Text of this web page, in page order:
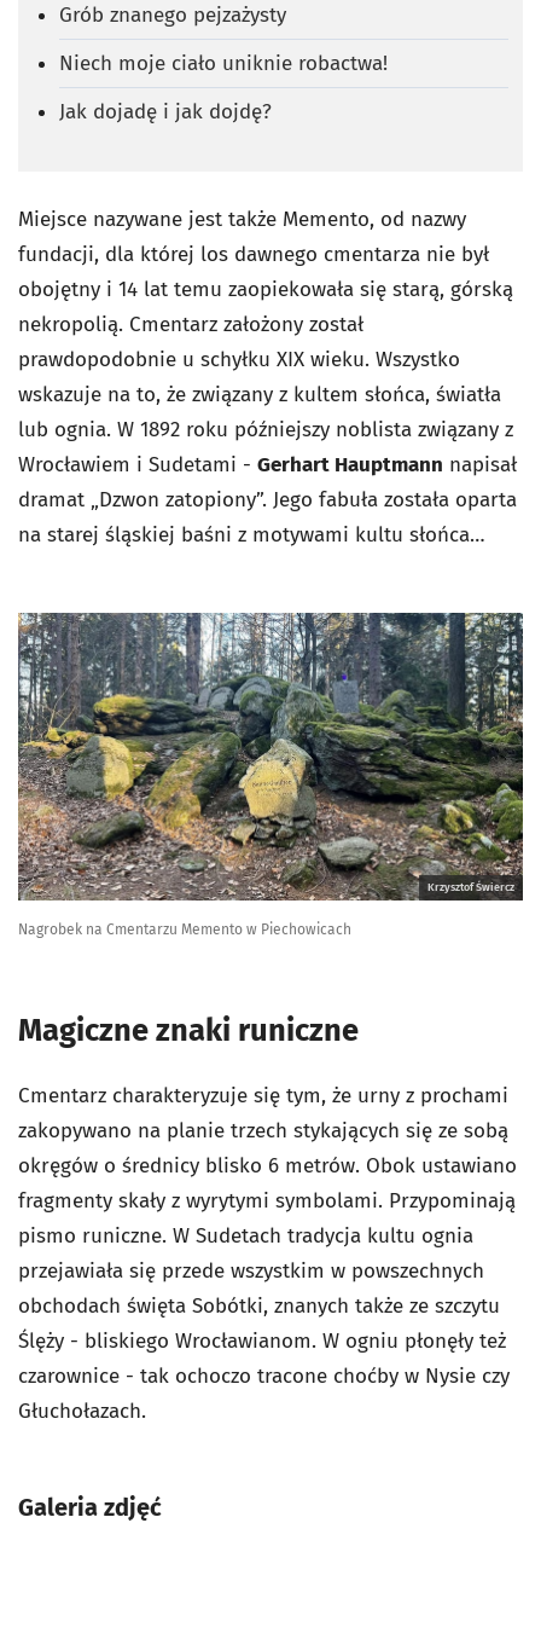
Grób znanego pejzażysty
Niech moje ciało uniknie robactwa!
Jak dojadę i jak dojdę?
Miejsce nazywane jest także Memento, od nazwy
fundacji, dla której los dawnego cmentarza nie był
obojętny i 14 lat temu zaopiekowała się starą, górską
nekropolią. Cmentarz założony został
prawdopodobnie u schyłku XIX wieku. Wszystko
wskazuje na to, że związany z kultem słońca, światła
lub ognia. W 1892 roku późniejszy noblista związany z
Wrocławiem i Sudetami - Gerhart Hauptmann napisał
dramat „Dzwon zatopiony”. Jego fabuła została oparta
na starej śląskiej baśni z motywami kultu słońca…
Krzysztof Świercz
Nagrobek na Cmentarzu Memento w Piechowicach
Magiczne znaki runiczne
Cmentarz charakteryzuje się tym, że urny z prochami
zakopywano na planie trzech stykających się ze sobą
okręgów o średnicy blisko 6 metrów. Obok ustawiano
fragmenty skały z wyrytymi symbolami. Przypominają
pismo runiczne. W Sudetach tradycja kultu ognia
przejawiała się przede wszystkim w powszechnych
obchodach święta Sobótki, znanych także ze szczytu
Ślęży - bliskiego Wrocławianom. W ogniu płonęły też
czarownice - tak ochoczo tracone choćby w Nysie czy
Głuchołazach.
Galeria zdjęć